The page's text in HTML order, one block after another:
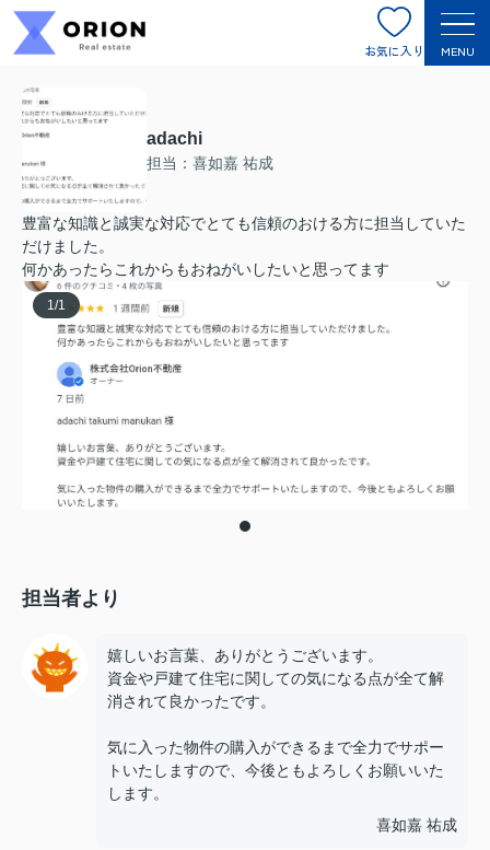
お気に入り MENU
adachi
担当：喜如嘉 祐成
豊富な知識と誠実な対応でとても信頼のおける方に担当していた
だけました。
何かあったらこれからもおねがいしたいと思ってます
1 /1
担当者より
嬉しいお言葉、ありがとうございます。
資金や戸建て住宅に関しての気になる点が全て解
消されて良かったです。
気に入った物件の購入ができるまで全力でサポー
トいたしますので、今後ともよろしくお願いいた
します。
喜如嘉 祐成